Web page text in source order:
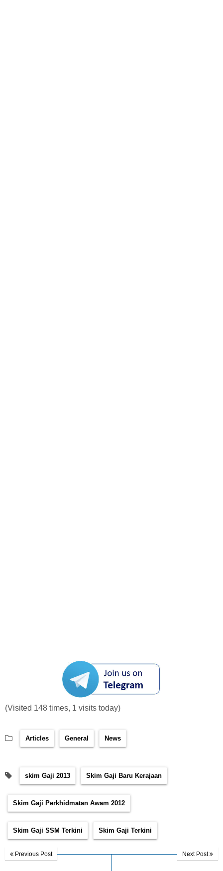
(Visited 148 times, 1 visits today)
Articles General News
skim Gaji 2013 Skim Gaji Baru Kerajaan
Skim Gaji Perkhidmatan Awam 2012
Skim Gaji SSM Terkini Skim Gaji Terkini
Previous Post Next Post